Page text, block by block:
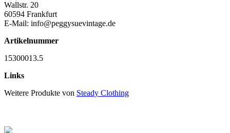
Wallstr. 20
60594 Frankfurt
E-Mail: info@peggysuevintage.de
Artikelnummer
15300013.5
Links
Weitere Produkte von Steady Clothing